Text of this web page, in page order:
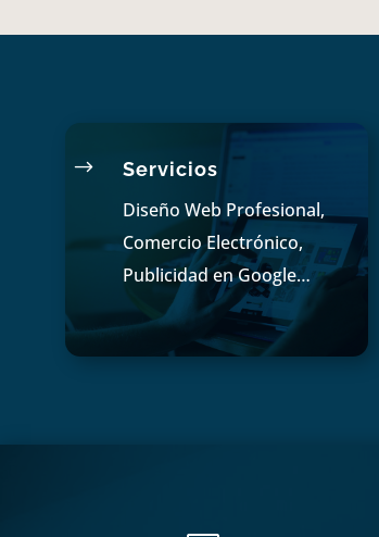
$ Servicios
Diseño Web Profesional,
Comercio Electrónico,
Publicidad en Google…